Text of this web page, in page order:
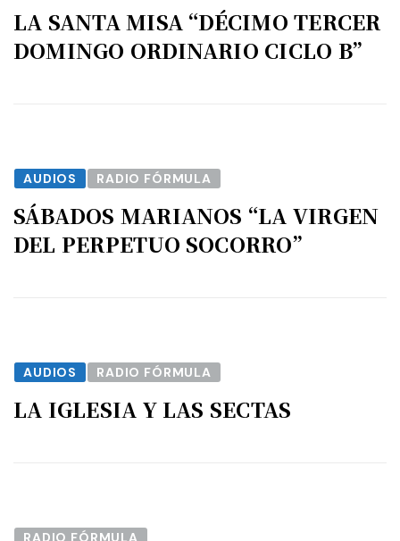
LA SANTA MISA “DÉCIMO TERCER
DOMINGO ORDINARIO CICLO B”
AUDIOS RADIO FÓRMULA
SÁBADOS MARIANOS “LA VIRGEN
DEL PERPETUO SOCORRO”
AUDIOS RADIO FÓRMULA
LA IGLESIA Y LAS SECTAS
RADIO FÓRMULA